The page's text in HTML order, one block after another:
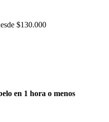
$130.000
en 1 hora o menos